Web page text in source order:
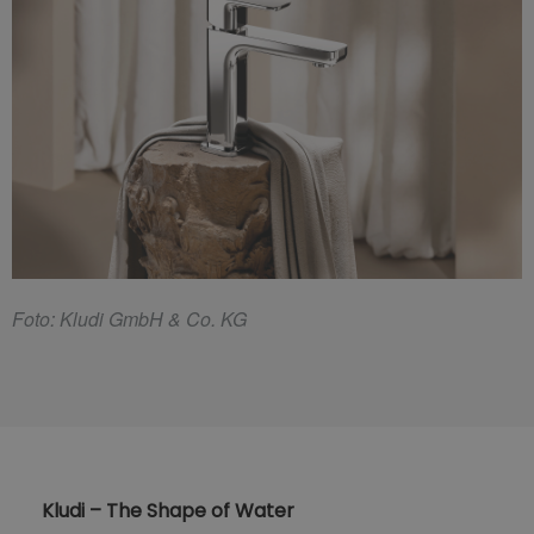
Foto: Kludi GmbH & Co. KG
Kludi – The Shape of Water